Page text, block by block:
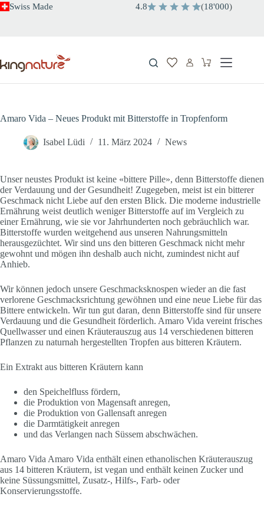
ZumSwiss Made 4.8 (18'000)
Warenkorb
Amaro Vida – Neues Produkt mit Bitterstoffe in Tropfenform
Isabel Lüdi 11. März 2024 News
Unser neustes Produkt ist keine «bittere Pille», denn Bitterstoffe dienen
der Verdauung und der Gesundheit! Zugegeben, meist ist ein bitterer
Geschmack nicht Liebe auf den ersten Blick. Die moderne industrielle
Ernährung weist deutlich weniger Bitterstoffe auf im Vergleich zu
einer Ernährung, wie sie vor Jahrhunderten noch gebräuchlich war.
Bitterstoffe wurden weitgehend aus unseren Nahrungsmitteln
herausgezüchtet. Wir sind uns den bitteren Geschmack nicht mehr
gewohnt und mögen ihn deshalb auch nicht, zumindest nicht auf
Anhieb.
Wir können jedoch unsere Geschmacksknospen wieder an die fast
verlorene Geschmacksrichtung gewöhnen und eine neue Liebe für das
Bittere entwickeln. Wir tun gut daran, denn Bitterstoffe sind für unsere
Verdauung und die Gesundheit förderlich. Amaro Vida vereint frisches
Quellwasser und einen Kräuterauszug aus 14 verschiedenen bitteren
Pflanzen zu naturnah hergestellten Tropfen aus bitteren Kräutern.
Ein Extrakt aus bitteren Kräutern kann
den Speichelfluss fördern,
die Produktion von Magensaft anregen,
die Produktion von Gallensaft anregen
die Darmtätigkeit anregen
und das Verlangen nach Süssem abschwächen.
Amaro Vida Amaro Vida enthält einen ethanolischen Kräuterauszug
aus 14 bitteren Kräutern, ist vegan und enthält keinen Zucker und
keine Süssungsmittel, Zusatz-, Hilfs-, Farb- oder
Konservierungsstoffe.